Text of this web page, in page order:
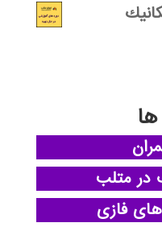
در متلب
فازی